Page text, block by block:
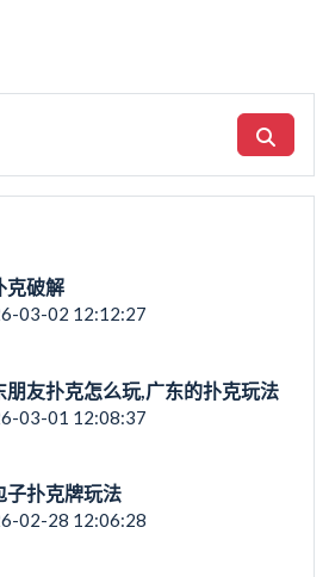
克破解
03-02 12:12:27
朋友扑克怎么玩,广东的扑克玩法
03-01 12:08:37
子扑克牌玩法
02-28 12:06:28